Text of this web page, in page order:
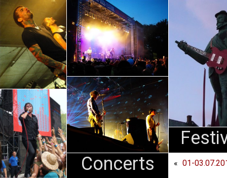
Concerts
An
Pharma
« 01-